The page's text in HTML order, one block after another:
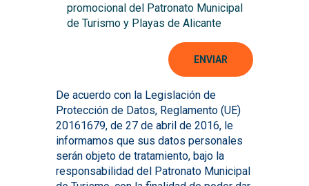
promocional del Patronato Municipal
de Turismo y Playas de Alicante
De acuerdo con la Legislación de
Protección de Datos, Reglamento (UE)
20161679, de 27 de abril de 2016, le
informamos que sus datos personales
serán objeto de tratamiento, bajo la
responsabilidad del Patronato Municipal